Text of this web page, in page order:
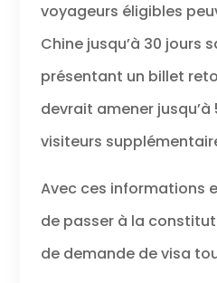
voyageurs éligibles
Chine jusqu’à 30 jours
présentant un billet
devrait amener jusqu’à
visiteurs
Avec ces informations
de passer à la
de demande de visa